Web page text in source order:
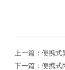
上一篇： 便携式
下一篇： 便携式